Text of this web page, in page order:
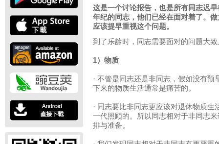
这是一个讨论报告，也是所有同志迟
年纪的同志，他们已经在面对着了。
应该提早重视这个问题。
到了乐龄时，同志需要面对的问题大
1）物质
· 不管是同志还是非同志，假如没有
下来的物质生活通常是痛苦的。
· 同志要比非同志更应该对退休物质
一代照顾的。所以同志相对于非同志
排与准备。